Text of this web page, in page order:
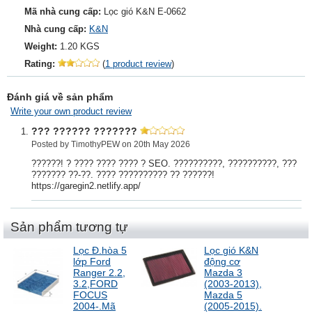
Mã nhà cung cấp: Lọc gió K&N E-0662
Nhà cung cấp: K&N
Weight: 1.20 KGS
Rating:
(1 product review)
Đánh giá về sản phẩm
Write your own product review
??? ?????? ???????
Posted by TimothyPEW on 20th May 2026
??????! ? ???? ???? ???? ? SEO. ??????????, ??????????, ???
??????? ??-??. ???? ?????????? ?? ??????!
https://garegin2.netlify.app/
Sản phẩm tương tự
Lọc Đ.hòa 5
lớp Ford
Ranger 2.2,
3.2,FORD
FOCUS
2004-.Mã
Lọc gió K&N
động cơ
Mazda 3
(2003-2013),
Mazda 5
(2005-2015).